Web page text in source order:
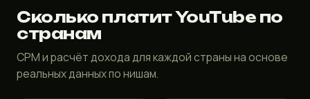
Сколько платит YouTube по
странам
CPM и расчёт дохода для каждой страны на основе
реальных данных по нишам.